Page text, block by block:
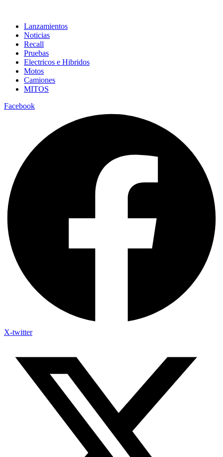
Lanzamientos
Noticias
Recall
Pruebas
Electricos e Hibridos
Motos
Camiones
MITOS
Facebook
X-twitter